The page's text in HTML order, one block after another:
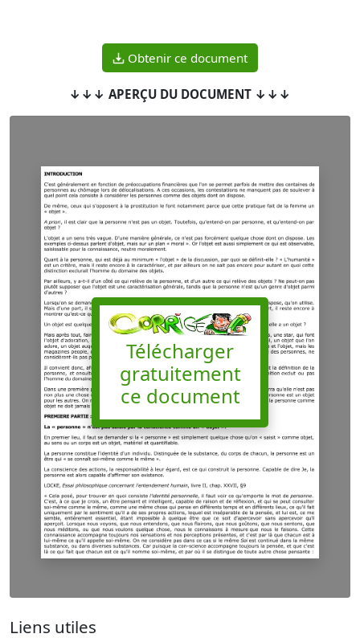
Obtenir ce document
↓↓↓ APERÇU DU DOCUMENT ↓↓↓
Télécharger
gratuitement
ce document
Liens utiles